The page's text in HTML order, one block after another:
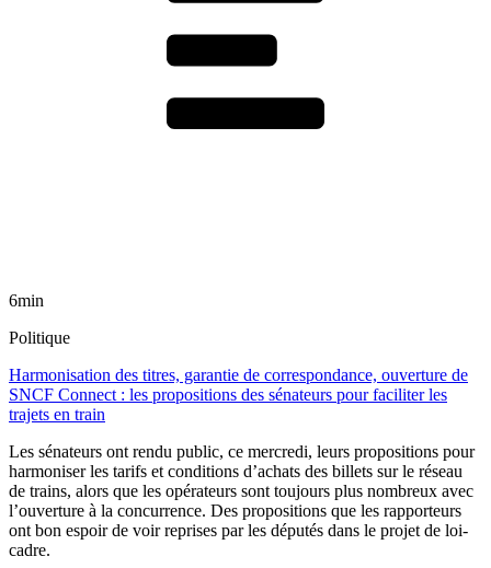
6min
Politique
Harmonisation des titres, garantie de correspondance, ouverture de
SNCF Connect : les propositions des sénateurs pour faciliter les
trajets en train
Les sénateurs ont rendu public, ce mercredi, leurs propositions pour
harmoniser les tarifs et conditions d’achats des billets sur le réseau
de trains, alors que les opérateurs sont toujours plus nombreux avec
l’ouverture à la concurrence. Des propositions que les rapporteurs
ont bon espoir de voir reprises par les députés dans le projet de loi-
cadre.